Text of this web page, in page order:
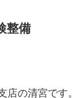
整備
店の清宮です。